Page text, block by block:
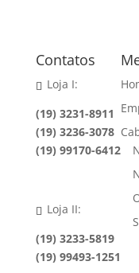
Contatos
Loja I:
(19) 3231-8911
(19) 3236-3078
(19) 99170-6412
Loja II:
(19) 3233-5819
(19) 99493-1251